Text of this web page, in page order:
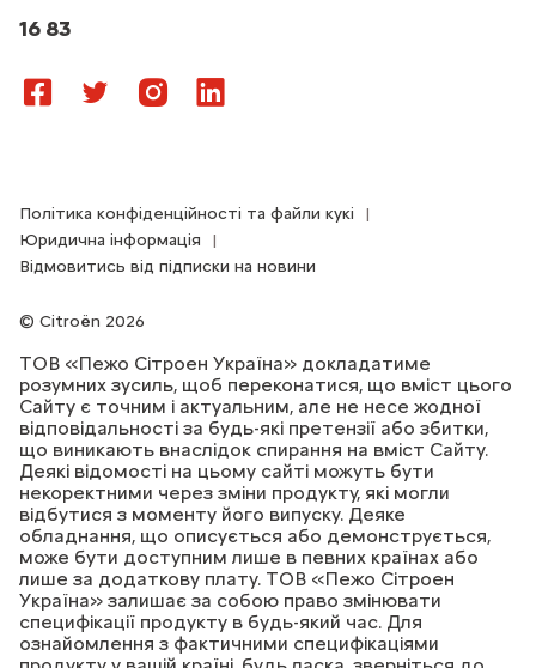
16 83
Citroën 2026
Політика конфіденційності та файли кукі
Юридична інформація
Відмовитись від підписки на новини
ТОВ «Пежо Сітроен Україна» докладатиме
розумних зусиль, щоб переконатися, що вміст цього
Сайту є точним і актуальним, але не несе жодної
відповідальності за будь-які претензії або збитки,
що виникають внаслідок спирання на вміст Сайту.
Деякі відомості на цьому сайті можуть бути
некоректними через зміни продукту, які могли
відбутися з моменту його випуску. Деяке
обладнання, що описується або демонструється,
може бути доступним лише в певних країнах або
лише за додаткову плату. ТОВ «Пежо Сітроен
Україна» залишає за собою право змінювати
специфікації продукту в будь-який час. Для
ознайомлення з фактичними специфікаціями